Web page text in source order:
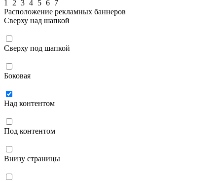
1
2 3 4 5 6 7
Расположение рекламных баннеров
Сверху над шапкой
Сверху под шапкой
Боковая
Над контентом
Под контентом
Внизу страницы